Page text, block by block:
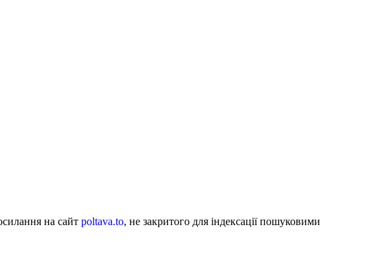
на сайт poltava.to, не закритого для індексації пошуковими